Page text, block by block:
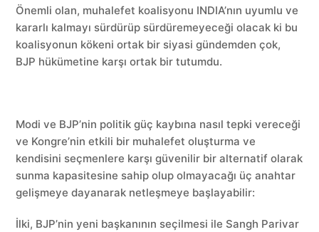
Önemli olan, muhalefet koalisyonu INDIA’nın uyumlu ve
kararlı kalmayı sürdürüp sürdüremeyeceği olacak ki bu
koalisyonun kökeni ortak bir siyasi gündemden çok,
BJP hükümetine karşı ortak bir tutumdu.
Modi ve BJP’nin politik güç kaybına nasıl tepki vereceği
ve Kongre’nin etkili bir muhalefet oluşturma ve
kendisini seçmenlere karşı güvenilir bir alternatif olarak
sunma kapasitesine sahip olup olmayacağı üç anahtar
gelişmeye dayanarak netleşmeye başlayabilir:
İlki, BJP’nin yeni başkanının seçilmesi ile Sangh Parivar